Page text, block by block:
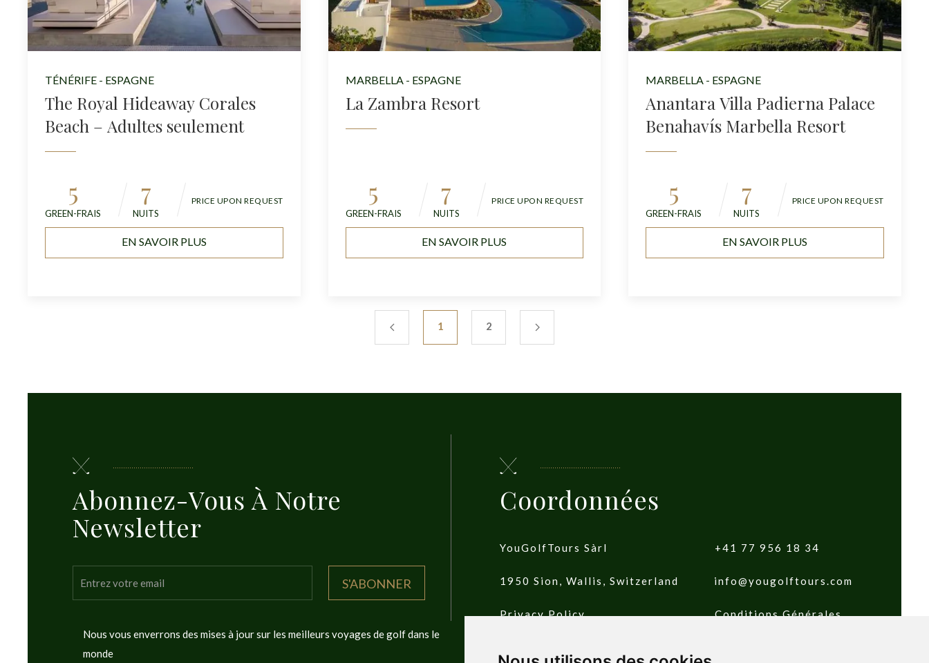
TÉNÉRIFE - ESPAGNE
The Royal Hideaway Corales
Beach – Adultes seulement
5
GREEN-FRAIS
7
NUITS
PRICE UPON REQUEST
EN SAVOIR PLUS
MARBELLA - ESPAGNE
La Zambra Resort
5
GREEN-FRAIS
7
NUITS
PRICE UPON REQUEST
EN SAVOIR PLUS
MARBELLA - ESPAGNE
Anantara Villa Padierna Palace
Benahavís Marbella Resort
5
GREEN-FRAIS
7
NUITS
PRICE UPON REQUEST
EN SAVOIR PLUS
1 2
Abonnez-Vous À Notre
Newsletter
S'ABONNER
Nous vous enverrons des mises à jour sur les meilleurs voyages de golf dans le
monde
Coordonnées
YouGolfTours Sàrl +41 77 956 18 34
1950 Sion, Wallis, Switzerland info@yougolftours.com
Privacy Policy Conditions Générales